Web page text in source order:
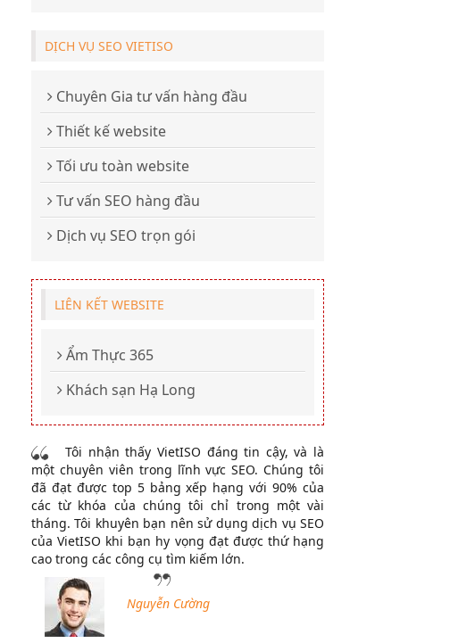
DỊCH VỤ SEO VIETISO
Chuyên Gia tư vấn hàng đầu
Thiết kế website
Tối ưu toàn website
Tư vấn SEO hàng đầu
Dịch vụ SEO trọn gói
LIÊN KẾT WEBSITE
Ẩm Thực 365
Khách sạn Hạ Long
Tôi nhận thấy VietISO đáng tin cậy, và là
một chuyên viên trong lĩnh vực SEO. Chúng tôi
đã đạt được top 5 bảng xếp hạng với 90% của
các từ khóa của chúng tôi chỉ trong một vài
tháng. Tôi khuyên bạn nên sử dụng dịch vụ SEO
của VietISO khi bạn hy vọng đạt được thứ hạng
cao trong các công cụ tìm kiếm lớn.
Nguyễn Cường